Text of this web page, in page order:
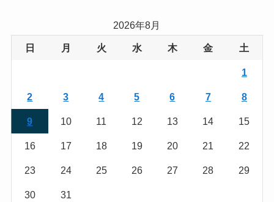
2026年8月
日 月 火 水 木 金 土
1
2 3 4 5 6 7 8
9 10 11 12 13 14 15
16 17 18 19 20 21 22
23 24 25 26 27 28 29
30 31